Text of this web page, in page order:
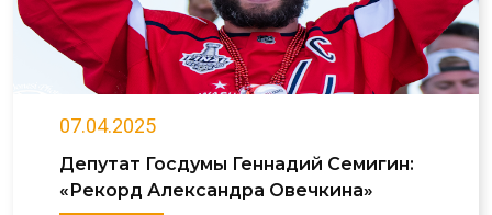
07.04.2025
Депутат Госдумы Геннадий Семигин:
«Рекорд Александра Овечкина»